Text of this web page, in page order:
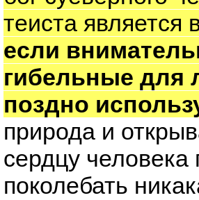
теиста
если
гибельные для
поздно
природа и
сердцу
поколебать